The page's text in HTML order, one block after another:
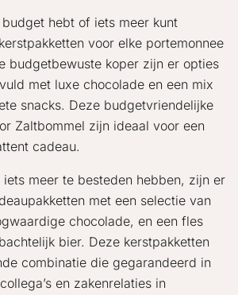
hebt of iets meer kunt
voor elke portemonnee
budgetbewuste koper zijn er opties
met luxe chocolade en een mix
snacks. Deze budgetvriendelijke
Zaltbommel zijn ideaal voor een
cadeau.
meer te besteden hebben, zijn er
met een selectie van
chocolade, en een fles
bier. Deze kerstpakketten
combinatie die gegarandeerd in
en zakenrelaties in